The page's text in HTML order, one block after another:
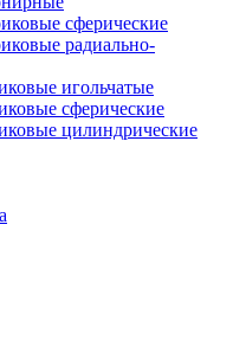
сферические
радиально-
игольчатые
сферические
цилиндрические